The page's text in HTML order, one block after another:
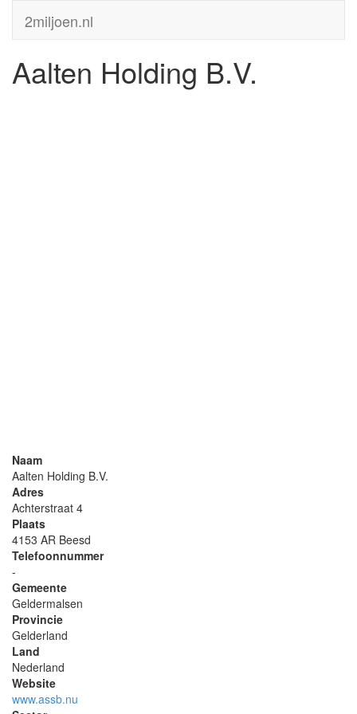
2miljoen.nl
Aalten Holding B.V.
Naam
Aalten Holding B.V.
Adres
Achterstraat 4
Plaats
4153 AR Beesd
Telefoonnummer
-
Gemeente
Geldermalsen
Provincie
Gelderland
Land
Nederland
Website
www.assb.nu